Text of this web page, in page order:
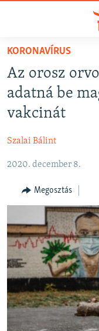
Ugrás
fő
oldalra
Ugrás
tartalomjegyzékre
AKTUÁLIS
PODCASTOK
ELEMZŐ
NER15
SZABADON
TÁRSADALOM
DEMOKRÁCIA
A PÉNZ NYOMÁBAN
EURÓPAI UNIÓ
VILÁG
KLÍMAVÁLTOZÁS
KORONAVÍRUS
Az orosz
adatná be
vakcinát
Szalai Bálint
2020. december 8.
Megosztás